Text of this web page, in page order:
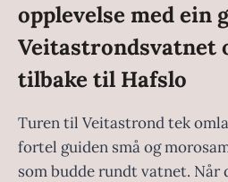
opplevelse med ein
Veitastrondsvatnet
tilbake til Hafslo
Turen til Veitastrond tek
fortel guiden små og
som budde rundt vatnet. Når